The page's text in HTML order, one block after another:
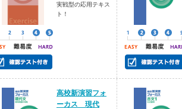
実戦型の応用テキス
ト！
高校新演習フォ
ーカス 現代